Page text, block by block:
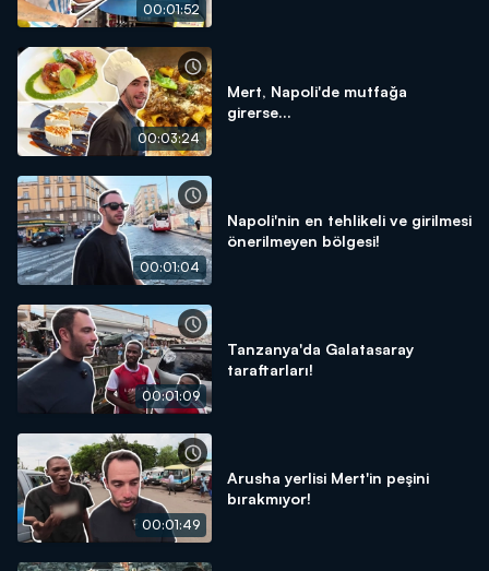
00:01:52
00:03:24
Mert, Napoli'de mutfağa
girerse...
00:01:04
Napoli'nin en tehlikeli ve girilmesi
önerilmeyen bölgesi!
00:01:09
Tanzanya'da Galatasaray
taraftarları!
00:01:49
Arusha yerlisi Mert'in peşini
bırakmıyor!